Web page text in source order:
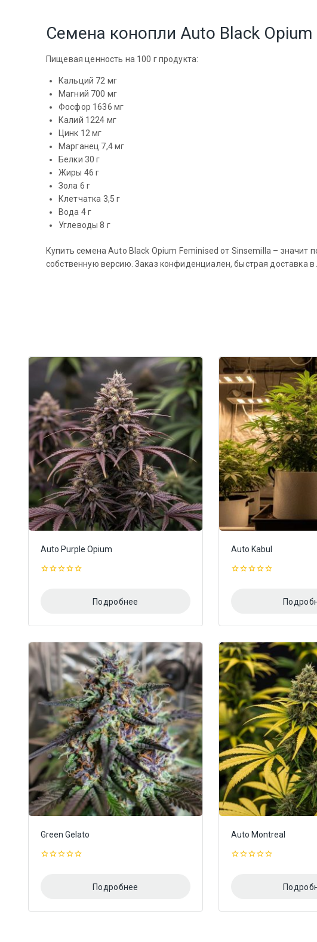
Семена конопли Auto Black Opium
Пищевая ценность на 100 г продукта:
Кальций 72 мг
Магний 700 мг
Фосфор 1636 мг
Калий 1224 мг
Цинк 12 мг
Марганец 7,4 мг
Белки 30 г
Жиры 46 г
Зола 6 г
Клетчатка 3,5 г
Вода 4 г
Углеводы 8 г
Купить семена Auto Black Opium Feminised от Sinsemilla – значит
собственную версию. Заказ конфиденциален, быстрая доставка в
Auto Purple Opium
Подробнее
Auto Kabul
Green Gelato
Подробнее
Auto Montreal